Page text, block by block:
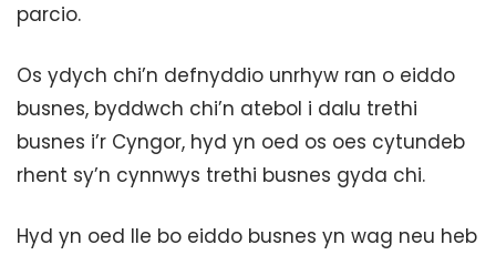
parcio.
Os ydych chi’n defnyddio unrhyw ran o eiddo
busnes, byddwch chi’n atebol i dalu trethi
busnes i’r Cyngor, hyd yn oed os oes cytundeb
rhent sy’n cynnwys trethi busnes gyda chi.
Hyd yn oed lle bo eiddo busnes yn wag neu heb